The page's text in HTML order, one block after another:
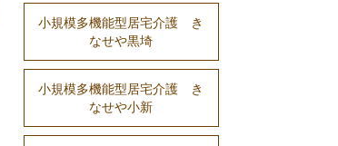
小規模多機能型居宅介護 き
なせや黒埼
小規模多機能型居宅介護 き
なせや小新